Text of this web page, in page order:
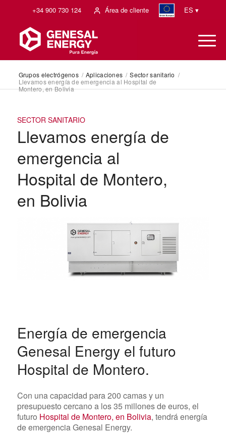
+34 900 730 124 Área de cliente ES ▾
Grupos electrógenos / Aplicaciones / Sector sanitario /
Llevamos energía de emergencia al Hospital de
Montero, en Bolivia
SECTOR SANITARIO
Llevamos energía de
emergencia al
Hospital de Montero,
en Bolivia
Energía de emergencia
Genesal Energy el futuro
Hospital de Montero.
Con una capacidad para 200 camas y un
presupuesto cercano a los 35 millones de euros, el
futuro Hospital de Montero, en Bolivia, tendrá energía
de emergencia Genesal Energy.